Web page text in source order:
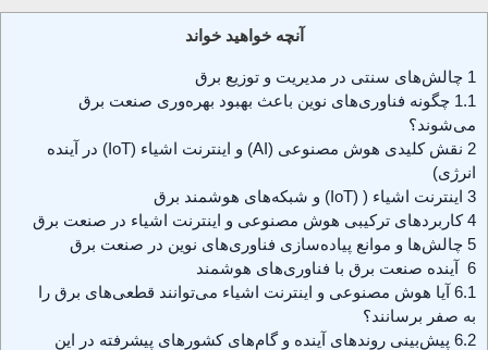
آنچه خواهید خواند
1 چالش‌های سنتی در مدیریت و توزیع برق
1.1 چگونه فناوری‌های نوین باعث بهبود بهره‌وری صنعت برق
می‌شوند؟
2
نقش کلیدی هوش مصنوعی (AI) و اینترنت اشیاء (IoT) در آینده
انرژی)
3 اینترنت اشیاء ( (IoT) و شبکه‌های هوشمند برق
4کاربردهای ترکیبی هوش مصنوعی و اینترنت اشیاء در صنعت برق
5 چالش‌ها و موانع پیاده‌سازی فناوری‌های نوین در صنعت برق
6 آینده صنعت برق با فناوری‌های هوشمند
6.1 آیا هوش مصنوعی و اینترنت اشیاء می‌توانند قطعی‌های برق را
به صفر برسانند؟
6.2 پیش‌بینی روندهای آینده و گام‌های کشورهای پیشرفته در این